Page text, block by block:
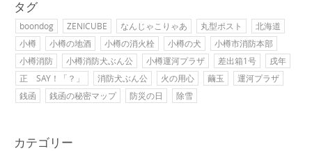
タグ
boondog ZENICUBE なんじゃこりゃあ 丸型ポスト
北海道
小樽
小樽の地酒 小樽の消火栓 小樽の犬
小樽市消防本部
小樽消防
小樽消防犬ぶん公 小樽運河プラザ 差出箱1号
戌年
正 SAY！「？」
消防犬ぶん公 火の用心 繭玉
運河プラザ
銭函
銭函の秘密マップ 防災の日 除雪
カテゴリー